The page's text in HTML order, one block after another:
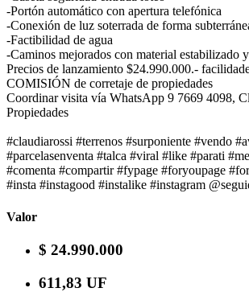
-Portón automático con apertura telefónica
-Conexión de luz soterrada de forma
-Factibilidad de agua
-Caminos mejorados con material estabilizado
Precios de lanzamiento $24.990.000.-
COMISIÓN de corretaje de propiedades
Coordinar visita vía WhatsApp 9 7669 4098,
Propiedades
#claudiarossi #terrenos #surponiente #vendo
#parcelasenventa #talca #viral #like #parati
#comenta #compartir #fypage #foryoupage
#insta #instagood #instalike #instagram
Valor
$ 24.990.000
611,83 UF